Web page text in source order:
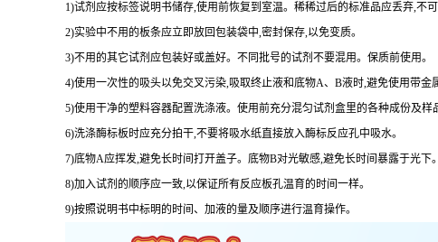
1)试剂应按标签说明书储存,使用前恢复到室温。稀稀过后的标准品应丢弃,不可
2)实验中不用的板条应立即放回包装袋中,密封保存,以免变质。
3)不用的其它试剂应包装好或盖好。不同批号的试剂不要混用。保质前使用。
4)使用一次性的吸头以免交叉污染,吸取终止液和底物A、 B液时,避免使用带金
5)使用干净的塑料容器配置洗涤液。使用前充分混匀试剂盒里的各种成份及样
6)洗涤酶标板时应充分拍干,不要将吸水纸直接放入酶标反应孔中吸水。
7)底物A应挥发,避免长时间打开盖子。底物B对光敏感,避免长时间暴露于光下
8)加入试剂的顺序应一致,以保证所有反应板孔温育的时间一样。
9)按照说明书中标明的时间、加液的量及顺序进行温育操作。